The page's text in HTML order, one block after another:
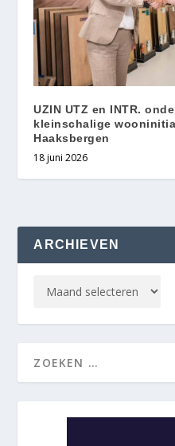
UZIN UTZ en INTR.
kleinschalige
Haaksbergen
18 juni 2026
ARCHIEVEN